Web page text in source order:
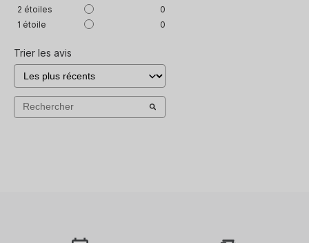
2 étoiles
0
1 étoile 0
Trier les avis